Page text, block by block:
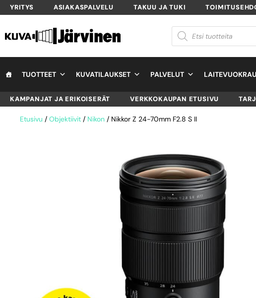
YRITYS ASIAKASPALVELU TAKUU JA TUKI
TUOTTEET KUVATILAUKSET PALVELUT
KAMPANJAT JA ERIKOISERÄT VERKKOKAUPAN ETUSIVU
Etusivu / Objektiivit / Nikon / Nikkor Z 24-70mm F2.8 S II